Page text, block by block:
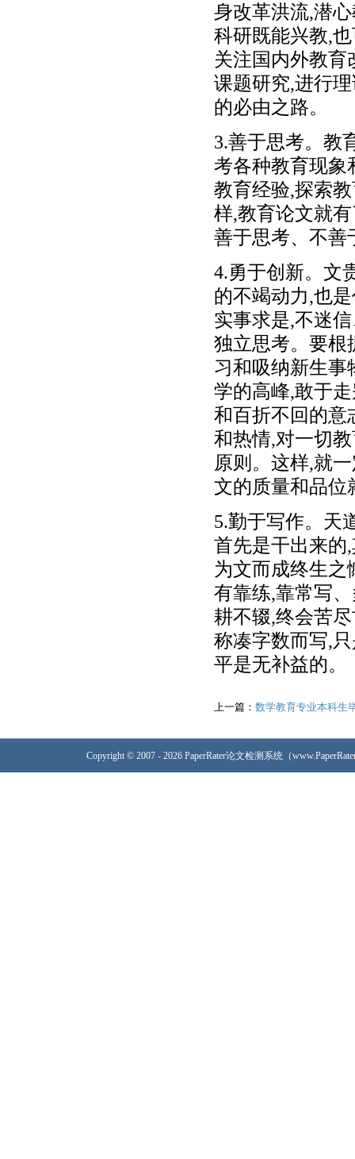
身改革洪流,潜
科研既能兴教,
关注国内外教育
课题研究,进行
的必由之路。
3.善于思考。教
考各种教育现象
教育经验,探索
样,教育论文就
善于思考、不善
4.勇于创新。文
的不竭动力,也
实事求是,不迷
独立思考。要根
习和吸纳新生事
学的高峰,敢于
和百折不回的意
和热情,对一切
原则。这样,就
文的质量和品位
5.勤于写作。天
首先是干出来的
为文而成终生之
有靠练,靠常写
耕不辍,终会苦
称凑字数而写,
平是无补益的。
上一篇： 数学教育专业本科生
Copyright © 2007 - 2026 PaperRater论文检测系统（